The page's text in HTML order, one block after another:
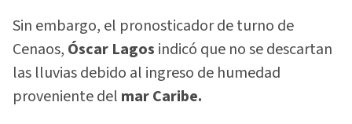
Sin embargo, el pronosticador de turno de
Cenaos, Óscar Lagos indicó que no se descartan
las lluvias debido al ingreso de humedad
proveniente del mar Caribe.